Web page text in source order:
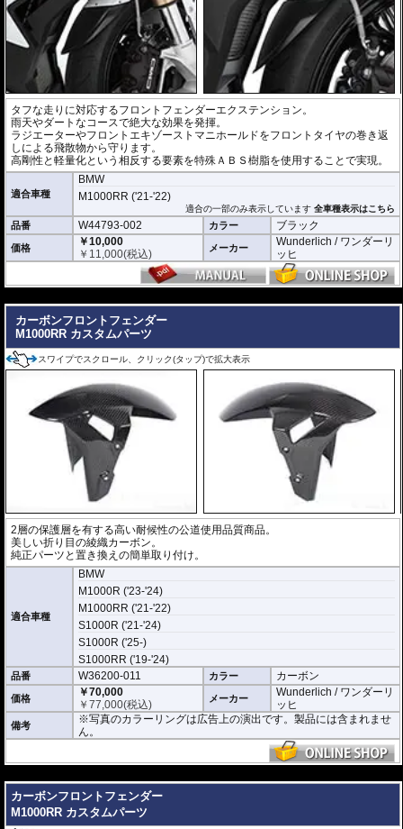
タフな走りに対応するフロントフェンダーエクステンション。
雨天やダートなコースで絶大な効果を発揮。
ラジエーターやフロントエキゾーストマニホールドをフロントタイヤの巻き返
しによる飛散物から守ります。
高剛性と軽量化という相反する要素を特殊ＡＢＳ樹脂を使用することで実現。
適合車種
BMW
M1000RR ('21-'22)
適合の一部のみ表示しています全車種表示はこちら
品番 W44793-002 カラー ブラック
価格
￥10,000
￥ 11,000(税込) メーカー
Wunderlich / ワンダーリ
ッヒ
カーボンフロントフェンダー
M1000RR カスタムパーツ
スワイプでスクロール、クリック(タップ)で拡大表示
2層の保護層を有する高い耐候性の公道使用品質商品。
美しい折り目の綾織カーボン。
純正パーツと置き換えの簡単取り付け。
適合車種
BMW
M1000R ('23-'24)
M1000RR ('21-'22)
S1000R ('21-'24)
S1000R ('25-)
S1000RR ('19-'24)
品番 W36200-011 カラー カーボン
価格
￥70,000
￥77,000(税込) メーカー
Wunderlich / ワンダーリ
ッヒ
備考
※写真のカラーリングは広告上の演出です。製品には含まれませ
ん。
カーボンフロントフェンダー
M1000RR カスタムパーツ